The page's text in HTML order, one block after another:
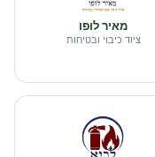
מאיר לופו
ציוד כיבוי ובטיחות